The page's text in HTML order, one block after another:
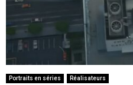
Portraits en séries Réalisateurs